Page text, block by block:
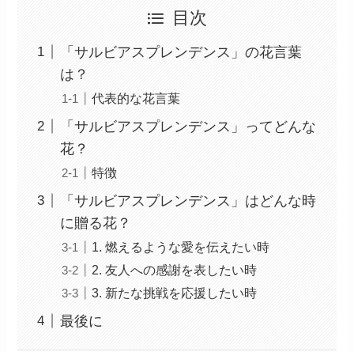
目次
「サルビアスプレンデンス」の花言葉
は？
代表的な花言葉
「サルビアスプレンデンス」ってどんな
花？
特徴
「サルビアスプレンデンス」はどんな時
に贈る花？
1. 燃えるような愛を伝えたい時
2. 友人への感謝を表したい時
3. 新たな挑戦を応援したい時
最後に